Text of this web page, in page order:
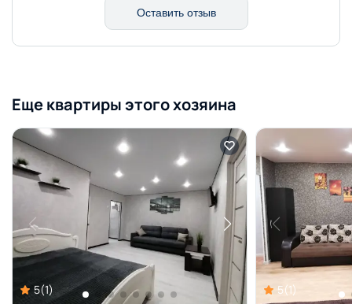
Оставить отзыв
Еще квартиры этого хозяина
5(1) 5(1)